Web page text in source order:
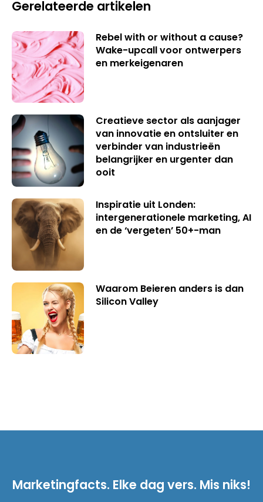
Gerelateerde artikelen
Rebel with or without a cause?
Wake-upcall voor ontwerpers
en merkeigenaren
Creatieve sector als aanjager
van innovatie en ontsluiter en
verbinder van industrieën
belangrijker en urgenter dan
ooit
Inspiratie uit Londen:
intergenerationele marketing, AI
en de ‘vergeten’ 50+-man
Waarom Beieren anders is dan
Silicon Valley
Marketingfacts. Elke dag vers. Mis niks!